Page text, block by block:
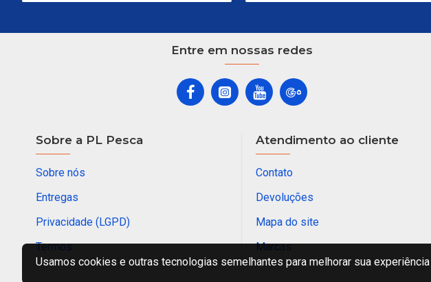
Entre em nossas redes
Sobre a PL Pesca
Sobre nós
Entregas
Privacidade (LGPD)
Termos
Atendimento ao cliente
Contato
Devoluções
Mapa do site
Marcas
Usamos cookies e outras tecnologias semelhantes para melhorar sua